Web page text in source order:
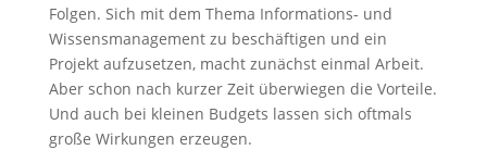
Folgen. Sich mit dem Thema Informations- und
Wissensmanagement zu beschäftigen und ein
Projekt aufzusetzen, macht zunächst einmal Arbeit.
Aber schon nach kurzer Zeit überwiegen die Vorteile.
Und auch bei kleinen Budgets lassen sich oftmals
große Wirkungen erzeugen.